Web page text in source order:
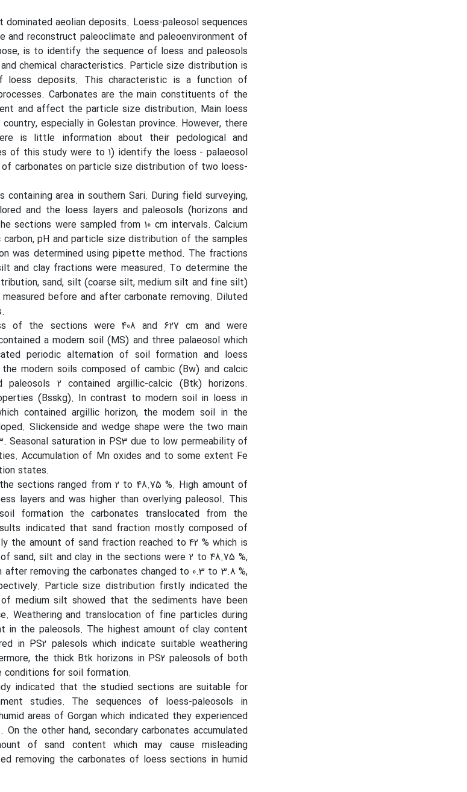
aeolian deposits. Loess-paleosol sequences
reconstruct paleoclimate and paleoenvironment of
is to identify the sequence of loess and paleosols
chemical characteristics. Particle size distribution is
loess deposits. This characteristic is a function of
Carbonates are the main constituents of the
and affect the particle size distribution. Main loess
especially in Golestan province. However, there
is little information about their pedological and
of this study were to 1) identify the loess - palaeosol
carbonates on particle size distribution of two loess-
containing area in southern Sari. During field surveying,
and the loess layers and paleosols (horizons and
sections were sampled from 10 cm intervals. Calcium
carbon, pH and particle size distribution of the samples
was determined using pipette method. The fractions
and clay fractions were measured. To determine the
sand, silt (coarse silt, medium silt and fine silt)
before and after carbonate removing. Diluted
of the sections were 408 and 627 cm and were
a modern soil (MS) and three palaeosol which
periodic alternation of soil formation and loess
modern soils composed of cambic (Bw) and calcic
2 contained argillic-calcic (Btk) horizons.
(Bsskg). In contrast to modern soil in loess in
contained argillic horizon, the modern soil in the
Slickenside and wedge shape were the two main
Seasonal saturation in PS3 due to low permeability of
Accumulation of Mn oxides and to some extent Fe
states.
sections ranged from 2 to 48.75 %. High amount of
layers and was higher than overlying paleosol. This
formation the carbonates translocated from the
indicated that sand fraction mostly composed of
the amount of sand fraction reached to 42 % which is
sand, silt and clay in the sections were 2 to 48.75 %,
after removing the carbonates changed to 0.3 to 3.8 %,
Particle size distribution firstly indicated the
medium silt showed that the sediments have been
Weathering and translocation of fine particles during
in the paleosols. The highest amount of clay content
in PS2 palesols which indicate suitable weathering
the thick Btk horizons in PS2 paleosols of both
for soil formation.
indicated that the studied sections are suitable for
studies. The sequences of loess-paleosols in
areas of Gorgan which indicated they experienced
the other hand, secondary carbonates accumulated
of sand content which may cause misleading
removing the carbonates of loess sections in humid